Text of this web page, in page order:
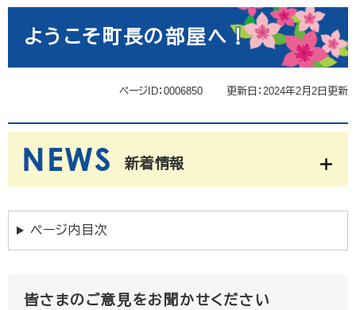
ようこそ町長の部屋へ！
ページID：0006850 更新日：2024年2月2日更新
新着情報
ページ内目次
皆さまのご意見をお聞かせください